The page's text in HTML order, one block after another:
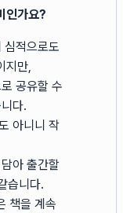
인가요?
심적으로도
지만,
공유할 수
다.
아니니 작
아 출간할
습니다.
책을 계속